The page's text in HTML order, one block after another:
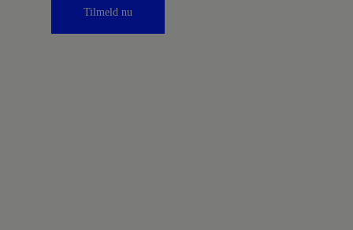
Tilmeld nu